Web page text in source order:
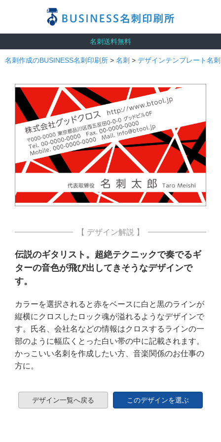
名刺送料無料
名刺作成のBUSINESS名刺印刷所 > 名刺 > デザインテンプレート名刺
【 デザイン解説 】
伝説のギタリスト。超絶テクニックで奏でるギ
ターの音色が飛び出してきそうなデザインで
す。
カラーを選択されると赤をベースに白と黒のラインが
縦横にクロスしたロック魂が溢れるようなデザインで
す。氏名、会社名などの情報はクロスするラインの一
部のように幅広くとった白い帯の中に記載されます。
かっこいい名刺を作成したい方、音楽関係のお仕事の
方に。
デザイン一覧へ戻る このデザインを選ぶ